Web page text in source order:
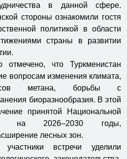
в данной сфере.
стороны ознакомили гостя
политикой в области
страны в развитии
что Туркменистан
вопросам изменения климата,
метана, борьбы с
биоразнообразия. В этой
принятой Национальной
на 2026–2030 годы,
лесных зон.
встречи уделили